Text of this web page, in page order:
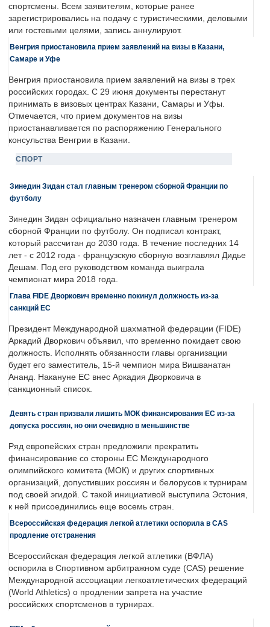
спортсмены. Всем заявителям, которые ранее
зарегистрировались на подачу с туристическими, деловыми
или гостевыми целями, запись аннулируют.
Венгрия приостановила прием заявлений на визы в Казани,
Самаре и Уфе
Венгрия приостановила прием заявлений на визы в трех
российских городах. С 29 июня документы перестанут
принимать в визовых центрах Казани, Самары и Уфы.
Отмечается, что прием документов на визы
приостанавливается по распоряжению Генерального
консульства Венгрии в Казани.
СПОРТ
Зинедин Зидан стал главным тренером сборной Франции по
футболу
Зинедин Зидан официально назначен главным тренером
сборной Франции по футболу. Он подписал контракт,
который рассчитан до 2030 года. В течение последних 14
лет - с 2012 года - французскую сборную возглавлял Дидье
Дешам. Под его руководством команда выиграла
чемпионат мира 2018 года.
Глава FIDE Дворкович временно покинул должность из-за
санкций ЕС
Президент Международной шахматной федерации (FIDE)
Аркадий Дворкович объявил, что временно покидает свою
должность. Исполнять обязанности главы организации
будет его заместитель, 15-й чемпион мира Вишванатан
Ананд. Накануне ЕС внес Аркадия Дворковича в
санкционный список.
Девять стран призвали лишить МОК финансирования ЕС из-за
допуска россиян, но они очевидно в меньшинстве
Ряд европейских стран предложили прекратить
финансирование со стороны ЕС Международного
олимпийского комитета (МОК) и других спортивных
организаций, допустивших россиян и белорусов к турнирам
под своей эгидой. С такой инициативой выступила Эстония,
к ней присоединились еще восемь стран.
Всероссийская федерация легкой атлетики оспорила в CAS
продление отстранения
Всероссийская федерация легкой атлетики (ВФЛА)
оспорила в Спортивном арбитражном суде (CAS) решение
Международной ассоциации легкоатлетических федераций
(World Athletics) о продлении запрета на участие
российских спортсменов в турнирах.